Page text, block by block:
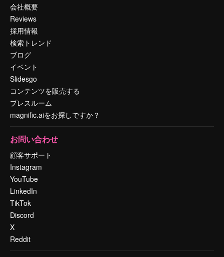
会社概要
Reviews
採用情報
検索トレンド
ブログ
イベント
Slidesgo
コンテンツを販売する
プレスルーム
magnific.aiをお探しですか？
お問い合わせ
顧客サポート
Instagram
YouTube
LinkedIn
TikTok
Discord
X
Reddit